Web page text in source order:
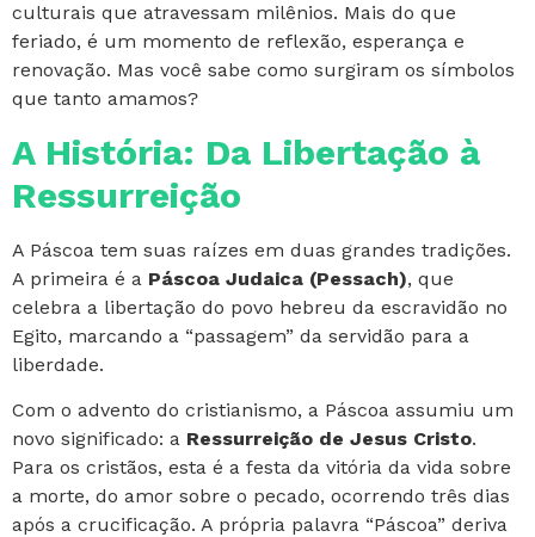
culturais que atravessam milênios. Mais do que
feriado, é um momento de reflexão, esperança e
renovação. Mas você sabe como surgiram os símbolos
que tanto amamos?
A História: Da Libertação à
Ressurreição
A Páscoa tem suas raízes em duas grandes tradições.
A primeira é a Páscoa Judaica (Pessach), que
celebra a libertação do povo hebreu da escravidão no
Egito, marcando a “passagem” da servidão para a
liberdade.
Com o advento do cristianismo, a Páscoa assumiu um
novo significado: a Ressurreição de Jesus Cristo.
Para os cristãos, esta é a festa da vitória da vida sobre
a morte, do amor sobre o pecado, ocorrendo três dias
após a crucificação. A própria palavra “Páscoa” deriva